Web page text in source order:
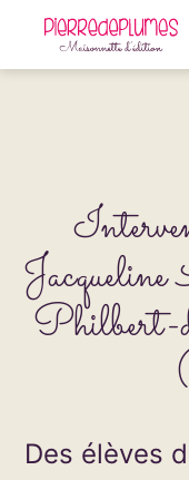
Pierredeplumes
Des élèves